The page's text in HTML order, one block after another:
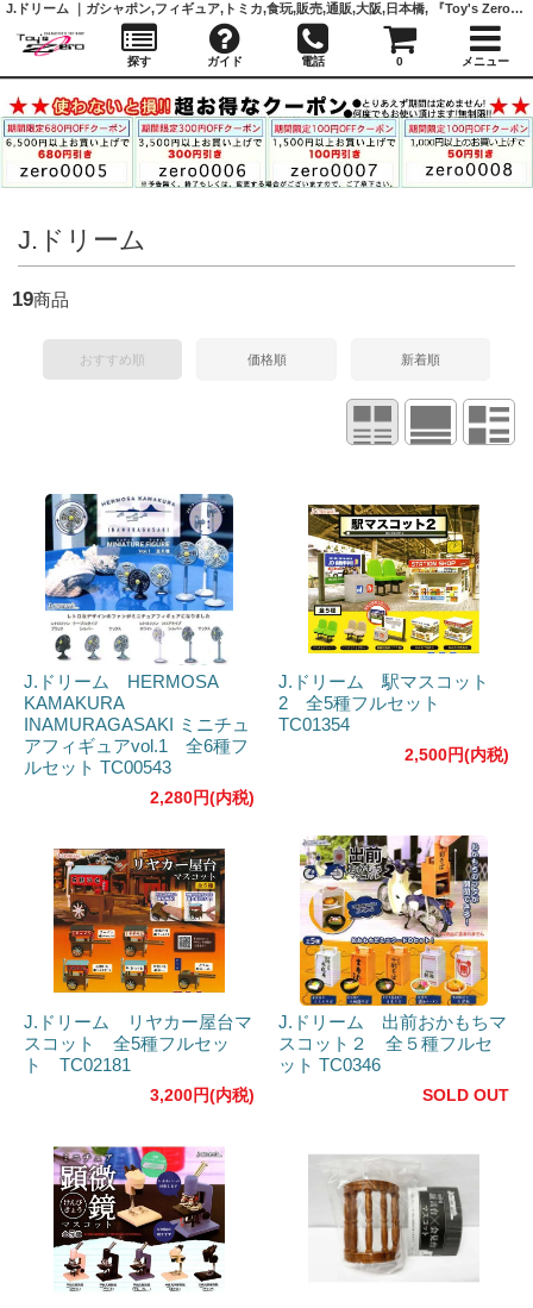
J.ドリーム
19商品
おすすめ順 価格順 新着順
J.ドリーム HERMOSA
KAMAKURA
INAMURAGASAKI ミニチュ
アフィギュアvol.1 全6種フ
ルセット TC00543
2,280円(内税)
J.ドリーム 駅マスコット
2 全5種フルセット
TC01354
2,500円(内税)
J.ドリーム リヤカー屋台マ
スコット 全5種フルセッ
ト TC02181
3,200円(内税)
J.ドリーム 出前おかもちマ
スコット２ 全５種フルセ
ット TC0346
SOLD OUT
J.ドリーム ｜ガシャポン,フィギュア,トミカ,食玩,販売,通販,大阪,日本橋, 『Toy's Zero』 トイズゼロ
探す ガイド 電話 0 メニュー